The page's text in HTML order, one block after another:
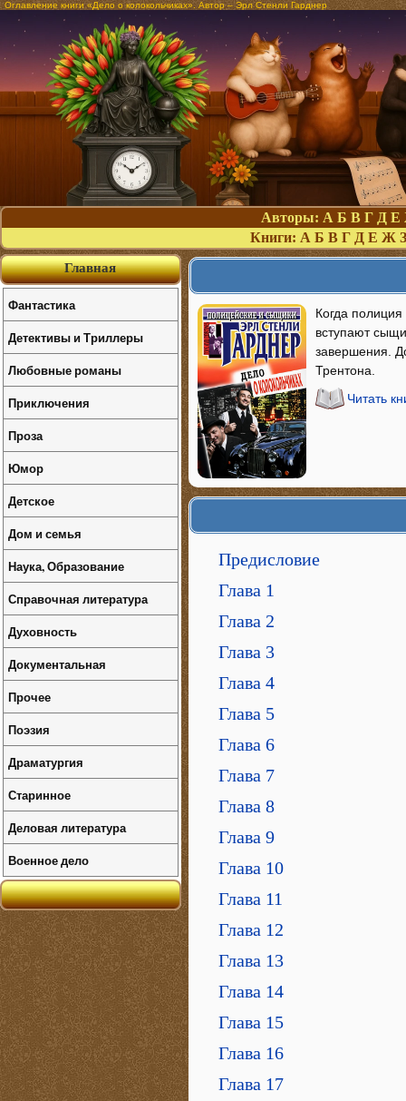
Оглавление книги «Дело о колокольчиках». Автор – Эрл Стенли Гарднер
Авторы: А Б В Г Д Е
Книги: А Б В Г Д Е Ж З
Когда полиция
вступают
завершения.
Трентона.
Читать
Предисловие
Глава 1
Глава 2
Глава 3
Глава 4
Глава 5
Глава 6
Глава 7
Глава 8
Глава 9
Глава 10
Глава 11
Глава 12
Глава 13
Глава 14
Глава 15
Глава 16
Глава 17
Главная
Фантастика
Детективы и Триллеры
Любовные романы
Приключения
Проза
Юмор
Детское
Дом и семья
Наука, Образование
Справочная литература
Духовность
Документальная
Прочее
Поэзия
Драматургия
Старинное
Деловая литература
Военное дело